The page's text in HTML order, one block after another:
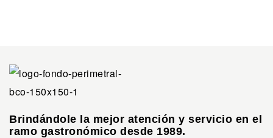
Brindándole la mejor atención y servicio en el
ramo gastronómico desde 1989.